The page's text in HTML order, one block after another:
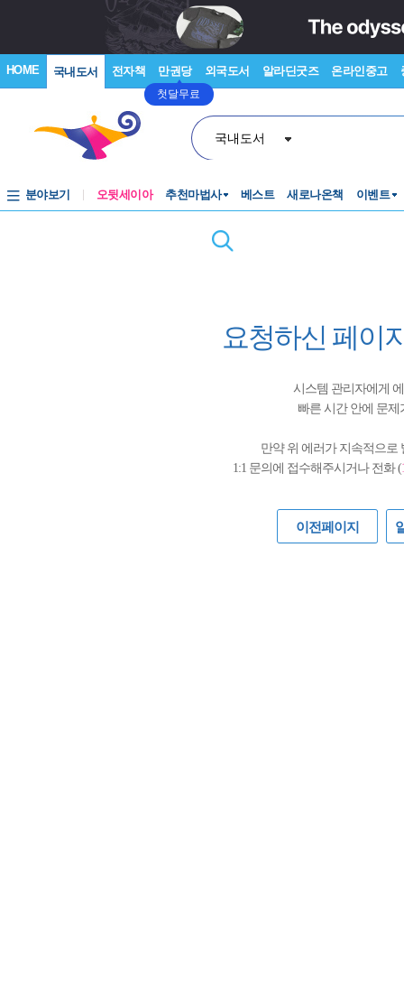
HOME 국내도서 전자책 만권당
첫달무료
외국도서 알라딘굿즈 온라인중고
국내도서
분야보기 오뒷세이아 추천마법사 베스트 새로나온책 이벤트
요청하신 페이
시스템 관리자에게
빠른 시간 안에 문
만약 위 에러가 지속적으로
1:1 문의에 접수해주시거나 전화 (
이전페이지